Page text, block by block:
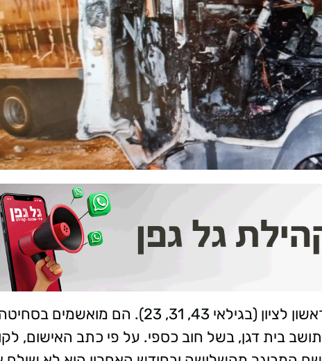
כתב אישום הוגש כנגד 3 תושבי ראשון לציון (בגילאי 43, 31, 23). הם מואשמים
בית דגן, בשל חוב כספי. על פי כתב האישום,